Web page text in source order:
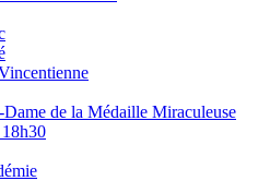
de la Médaille Miraculeuse